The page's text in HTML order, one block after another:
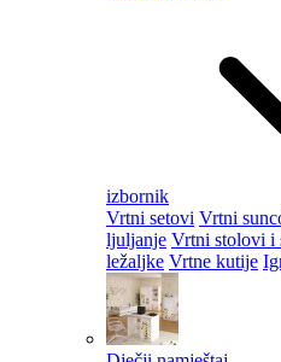
izbornik
Vrtni setovi Vrtni
ljuljanje Vrtni stolovi i
ležaljke Vrtne kutije